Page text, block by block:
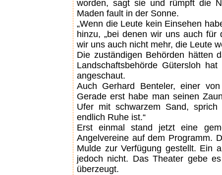
worden, sagt sie und rümpft die
Maden fault in der Sonne.
„Wenn die Leute kein Einsehen
hinzu, „bei denen wir uns auch für
wir uns auch nicht mehr, die Leute
Die zuständigen Behörden hätten
Landschaftsbehörde Gütersloh
angeschaut.
Auch Gerhard Benteler, einer
Gerade erst habe man seinen
Ufer mit schwarzem Sand, sprich
endlich Ruhe ist.“
Erst einmal stand jetzt eine
Angelvereine auf dem Programm.
Mulde zur Verfügung gestellt. Ein
jedoch nicht. Das Theater gebe
überzeugt.